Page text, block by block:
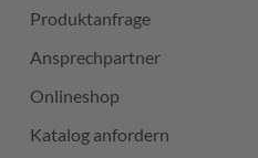
Produktanfrage
Ansprechpartner
Onlineshop
Katalog anfordern